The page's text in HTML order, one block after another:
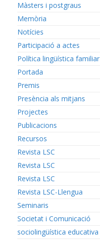
Màsters i postgraus
Memòria
Notícies
Participació a actes
Política lingüística familiar
Portada
Premis
Presència als mitjans
Projectes
Publicacions
Recursos
Revista LSC
Revista LSC
Revista LSC
Revista LSC-Llengua
Seminaris
Societat i Comunicació
sociolingüística educativa